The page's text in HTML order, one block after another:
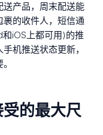
产品，周末配送能
的收件人，短信通
iOS上都可用)的推
机推送状态更新，
的最大尺